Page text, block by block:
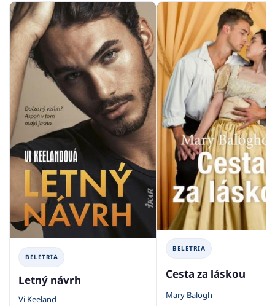
BELETRIA
Letný návrh
Vi Keeland
BELETRIA
Cesta za láskou
Mary Balogh